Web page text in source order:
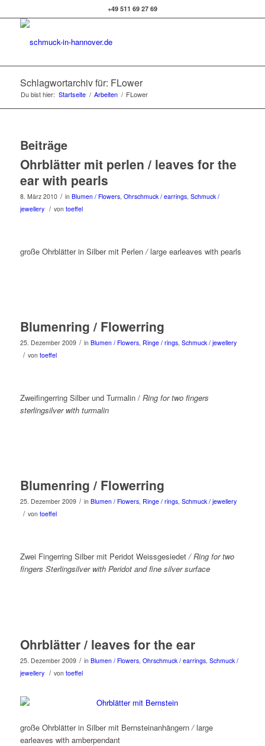
+49 511 69 27 69
Schlagwortarchiv für: FLower
Du bist hier: Startseite / Arbeiten / FLower
Beiträge
Ohrblätter mit perlen / leaves for the
ear with pearls
8. März 2010 / in Blumen / Flowers, Ohrschmuck / earrings, Schmuck /
jewellery / von toeffel
große Ohrblätter in Silber mit Perlen/large earleaves with pearls
Blumenring / Flowerring
25. Dezember 2009 / in Blumen / Flowers, Ringe / rings, Schmuck / jewellery
/ von toeffel
Zweifingerring Silber und Turmalin / Ring for two fingers
sterlingsilver with turmalin
Blumenring / Flowerring
25. Dezember 2009 / in Blumen / Flowers, Ringe / rings, Schmuck / jewellery
/ von toeffel
Zwei Fingerring Silber mit Peridot Weissgesiedet/ Ring for two
fingers Sterlingsilver with Peridot and fine silver surface
Ohrblätter / leaves for the ear
25. Dezember 2009 / in Blumen / Flowers, Ohrschmuck / earrings, Schmuck /
jewellery / von toeffel
große Ohrblätter in Silber mit Bernsteinanhängern /large
earleaves with amberpendant